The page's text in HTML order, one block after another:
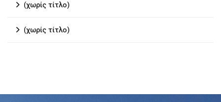
(χωρίς τίτλο)
(χωρίς τίτλο)